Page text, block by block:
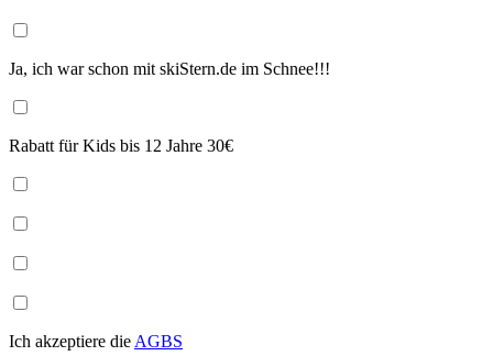
Ja, ich war schon mit skiStern.de im Schnee!!!
Rabatt für Kids bis 12 Jahre 30€
Ich akzeptiere die AGBS